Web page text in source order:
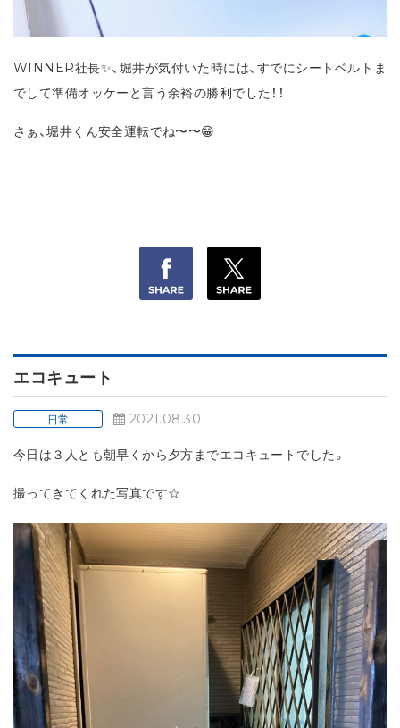
WINNER社長✨、堀井が気付いた時には、すでにシートベルトま
でして準備オッケーと言う余裕の勝利でした！！
さぁ、堀井くん安全運転でね〜〜😁
エコキュート
日常
2021.08.30
今日は３人とも朝早くから夕方までエコキュートでした。
撮ってきてくれた写真です☆